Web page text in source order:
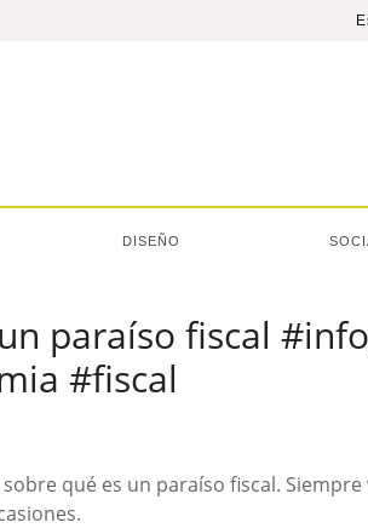
DISEÑO
paraíso fiscal
#fiscal
qué es un paraíso fiscal.